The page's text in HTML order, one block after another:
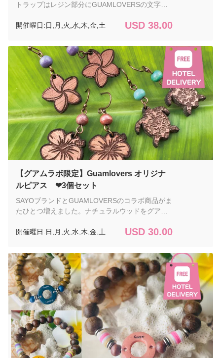
トラップはレジン部分にGUAMLOVERSの文字が
グアムで活躍するハンドメイドアクセサリーのブ
リジナル商品を作っていただきました。 金具がし
っかりしているのでカバンのチャームとしても、
もちろんキーストラップとしても使用できます。
ストラップ部分は、50%綿・50%ポリエステルな
ので、重さも感じません。 パッケージに入れての
お泊まりのホテル(タモン・タムニング）までお届
けいたしますので、お土産にもご自分用にもおす
すめ！ デリバリーサービス付の為、注文は2個セ
ットからとなります。オプションで追加注文可。
ご要望欄に必ずストラップの色を ご指定の上ご注
文ください。 ご希望の日に、お泊りのホテルまで
お届けいたします。 商品のサイズ： 製造元:
Sayo-Made
開催曜日:日,月,火,水,木,金,土 USD 38.00
【グアムラボ限定】Guamlovers オリジナ
ルピアス ❤︎3個セット
SAYOブランドとGUAMLOVERSのコラボ商品がま
たひとつ増えました。ナチュラルウッドをグアム
形に加工したハンドメイドの商品です。 着け心地
切にしたい方へお届けする素朴であたたかみのあ
る作品です。自然と調和したナチュラルテイスト
ですお土産も最適です！ こちらの商品は
GUAMLLOVERSのオリジナル商品。グアムで活躍
するハンドメイドアクセサリーのブランド【Sayo-
Made】さんにGUAMLOVERSのオリジナル商品を
作っていただきました。 パッケージに入れてお泊
まりのホテル(タモン・タムニング）までお届けい
たしますので、お土産にもご自分用にもおすす
め！ デリバリーサービス付の為、注文は3個セッ
開催曜日:日,月,火,水,木,金,土 USD 30.00